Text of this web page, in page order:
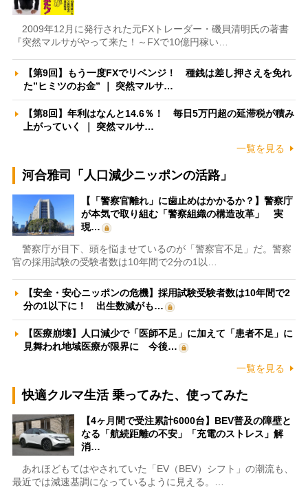
2009年12月に発行された元FXトレーダー・磯貝清明氏の著書
『突然マルサがやって来た！～FXで10億円稼い…
【第9回】もう一度FXでリベンジ！ 種銭は差し押さえを免れ
た”ヒミツのお金” ｜ 突然マルサ…
【第8回】年利はなんと14.6％！ 毎日5万円超の延滞税が積み
上がっていく ｜ 突然マルサ…
一覧を見る
河合雅司「人口減少ニッポンの活路」
【「警察官離れ」に歯止めはかかるか？】警察庁
が本気で取り組む「警察組織の構造改革」 実
現…
警察庁が目下、頭を悩ませているのが「警察官不足」だ。警察
官の採用試験の受験者数は10年間で2分の1以…
【安全・安心ニッポンの危機】採用試験受験者数は10年間で2
分の1以下に！ 出生数減がも…
【医療崩壊】人口減少で「医師不足」に加えて「患者不足」に
見舞われ地域医療が限界に 今後…
一覧を見る
快適クルマ生活 乗ってみた、使ってみた
【4ヶ月間で受注累計6000台】BEV普及の障壁と
なる「航続距離の不安」「充電のストレス」解
消…
あれほどもてはやされていた「EV（BEV）シフト」の潮流も、
最近では減速基調になっているように見える。…